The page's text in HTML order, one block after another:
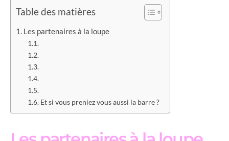
Table des matières
Les partenaires à la loupe
Et si vous preniez vous aussi la barre ?